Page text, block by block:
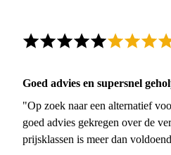
Goed advies en supersnel
"Op zoek naar een alternatief
goed advies gekregen over de
prijsklassen is meer dan